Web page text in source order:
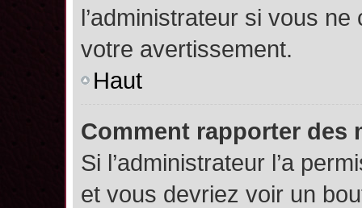
l’administrateur si vous
votre avertissement.
Haut
Comment rapporter des
Si l’administrateur l’a
et vous devriez voir un